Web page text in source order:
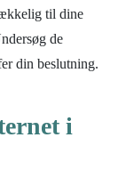
til dine
de
din beslutning.
i